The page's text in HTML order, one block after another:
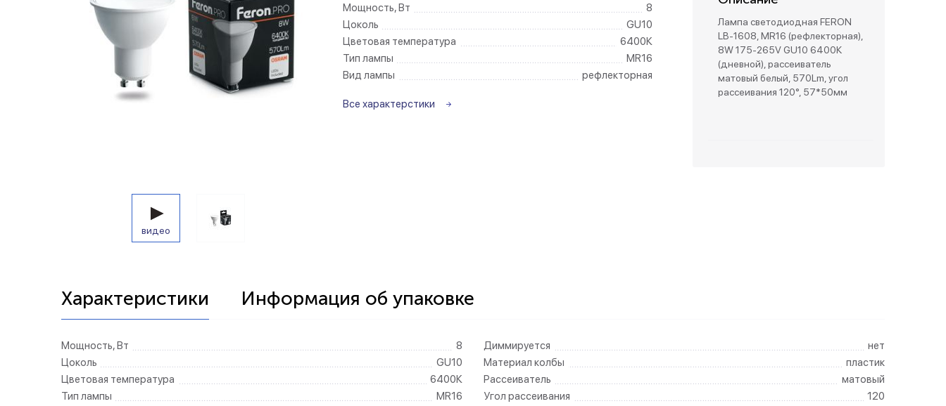
Беспроводные выключатели Беспроводные розетки
Контроллеры и реле 220в Розетки садово-парковые
видео
Мощность, Вт
8
Цоколь
GU10
Цветовая температура
6400К
Тип лампы
MR16
Вид лампы
рефлекторная
Все характерстики
Лампа светодиодная FERON
LB-1608, MR16 (рефлекторная),
8W 175-265V GU10 6400К
(дневной), рассеиватель
матовый белый, 570Lm, угол
рассеивания 120°, 57*50мм
Характеристики Информация об упаковке
Мощность, Вт
8
Цоколь
GU10
Цветовая температура
6400К
Тип лампы
MR16
Диммируется
нет
Материал колбы
пластик
Рассеиватель
матовый
Угол рассеивания
120